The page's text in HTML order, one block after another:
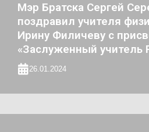
Мэр Братска Сергей
поздравил учителя
Ирину Филичеву с
«Заслуженный учитель
26.01.2024